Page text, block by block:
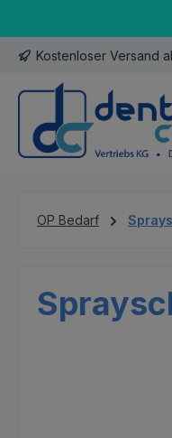
Kostenloser Versand
OP Bedarf